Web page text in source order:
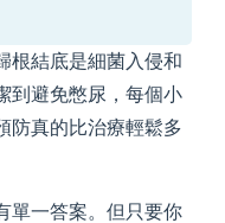
根結底是細菌入侵和
到避免憋尿，每個小
防真的比治療輕鬆多
單一答案。但只要你